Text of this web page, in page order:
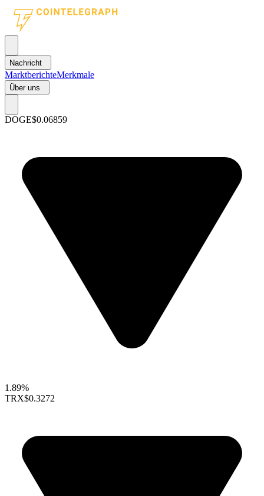
Nachricht
MarktberichteMerkmale
Über uns
DOGE$0.06859
1.89%
TRX$0.3272